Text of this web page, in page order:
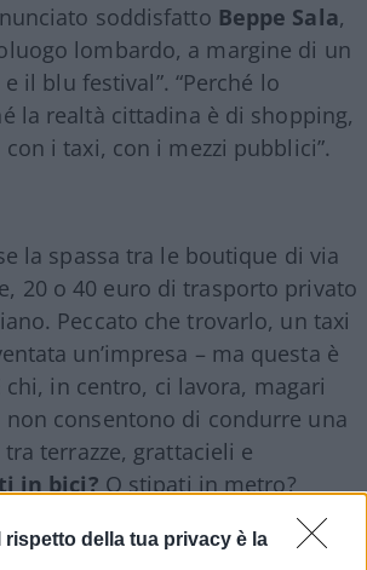
Il rispetto della tua privacy è la
soddisfatto Beppe Sala,
lombardo, a margine di un
il blu festival”. “Perché lo
la realtà cittadina è di shopping,
i taxi, con i mezzi pubblici”.
la spassa tra le boutique di via
20 o 40 euro di trasporto privato
Peccato che trovarlo, un taxi
un’impresa – ma questa è
chi, in centro, ci lavora, magari
consentono di condurre una
terrazze, grattacieli e
in bici? O stipati in metro?
in qualche controllo di sicurezza
che, a una certa ora,